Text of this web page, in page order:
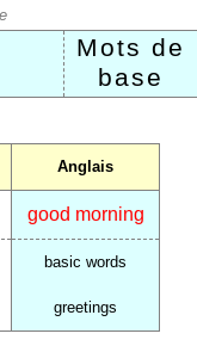
Mots de
base
Anglais
good morning
basic words
greetings